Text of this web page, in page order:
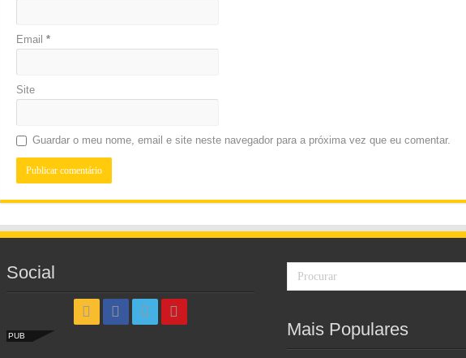
Email *
Site
Guardar o meu nome, email e site neste navegador para a próxima vez que eu comentar.
Social
PUB Mais Populares